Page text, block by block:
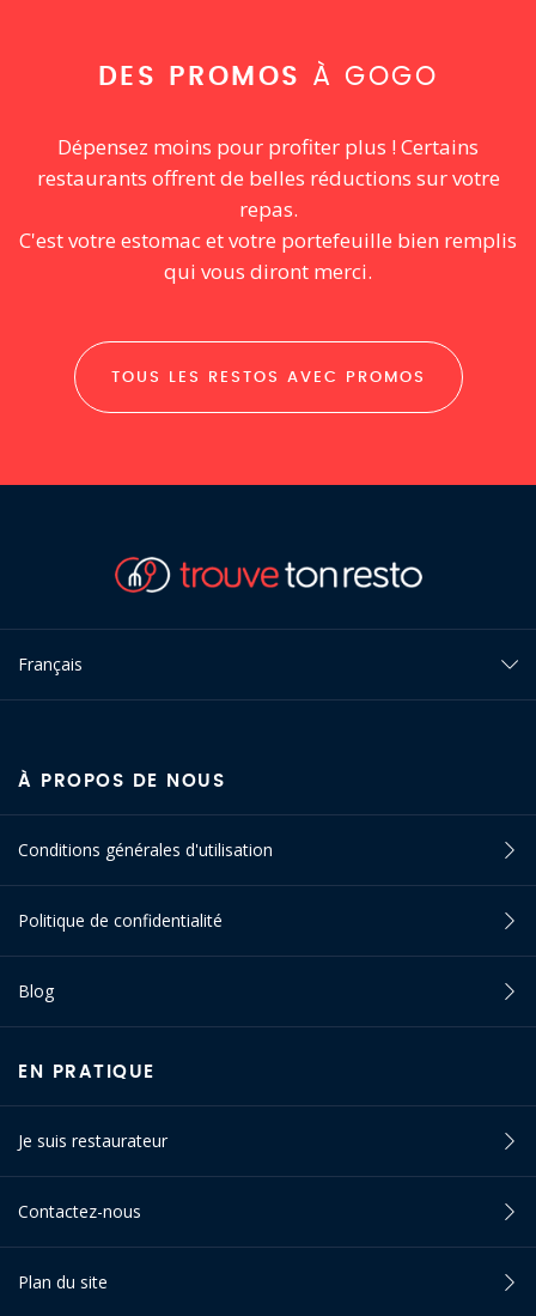
DES PROMOS À GOGO
Dépensez moins pour profiter plus ! Certains
restaurants offrent de belles réductions sur votre
repas.
C'est votre estomac et votre portefeuille bien remplis
qui vous diront merci.
TOUS LES RESTOS AVEC PROMOS
Français
À PROPOS DE NOUS
Conditions générales d'utilisation
Politique de confidentialité
Blog
EN PRATIQUE
Je suis restaurateur
Contactez-nous
Plan du site